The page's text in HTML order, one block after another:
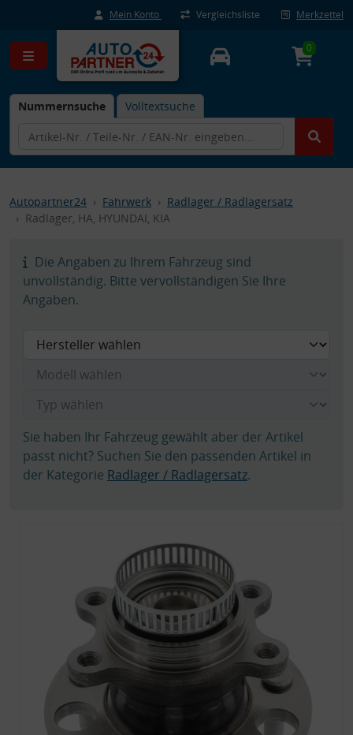
Mein Konto Vergleichsliste Merkzettel
Nummernsuche Volltextsuche
0
Autopartner24 Fahrwerk
Radlager / Radlagersatz
Radlager, HA, HYUNDAI, KIA
Die Angaben zu Ihrem Fahrzeug sind
unvollständig. Bitte vervollständigen Sie Ihre
Angaben.
Sie haben Ihr Fahrzeug gewählt aber der Artikel
passt nicht? Suchen Sie den passenden Artikel in
der Kategorie Radlager / Radlagersatz.